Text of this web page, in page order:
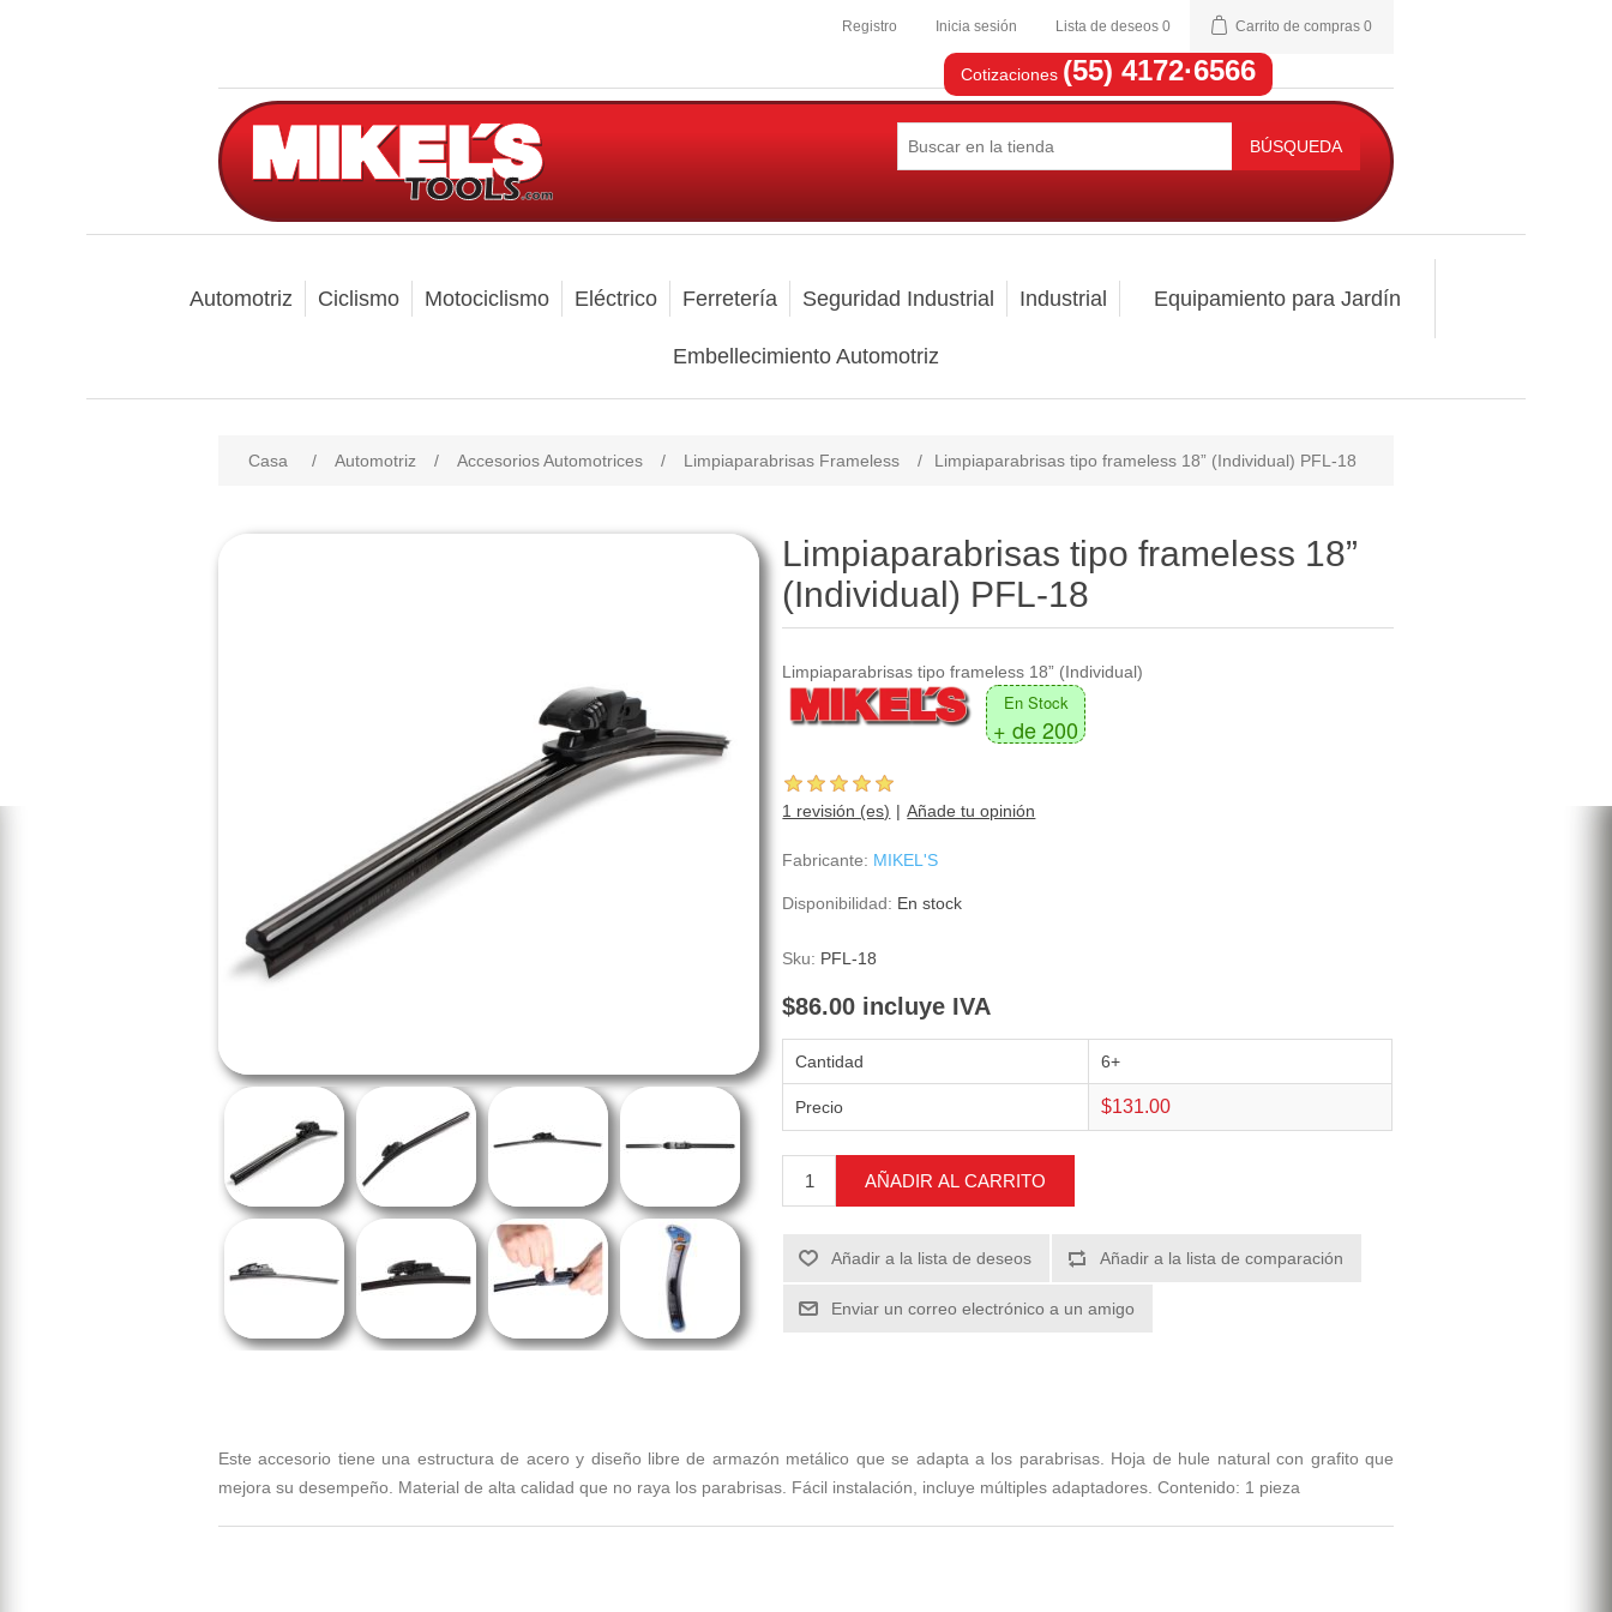
Registro Inicia sesión Lista de deseos 0 Carrito de compras 0
Cotizaciones (55) 4172·6566
BÚSQUEDA
Automotriz Ciclismo Motociclismo Eléctrico Ferretería Seguridad Industrial Industrial Equipamiento para Jardín
Embellecimiento Automotriz
Casa / Automotriz / Accesorios Automotrices / Limpiaparabrisas Frameless / Limpiaparabrisas tipo frameless 18” (Individual) PFL-18
Limpiaparabrisas tipo frameless 18”
(Individual) PFL-18
Limpiaparabrisas tipo frameless 18” (Individual)
En Stock
+ de 200
1 revisión (es) Añade tu opinión
Fabricante: MIKEL'S
Disponibilidad: En stock
Sku: PFL-18
$86.00 incluye IVA
Cantidad 6+
Precio $131.00
AÑADIR AL CARRITO
Añadir a la lista de deseos Añadir a la lista de comparación
Enviar un correo electrónico a un amigo
Este accesorio tiene una estructura de acero y diseño libre de armazón metálico que se adapta a los parabrisas. Hoja de hule natural con grafito que
mejora su desempeño. Material de alta calidad que no raya los parabrisas. Fácil instalación, incluye múltiples adaptadores. Contenido: 1 pieza